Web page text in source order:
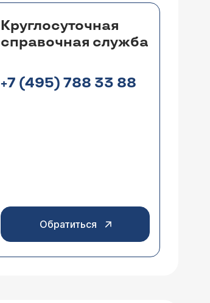
Круглосуточная
справочная служба
+7 (495) 788 33 88
Обратиться